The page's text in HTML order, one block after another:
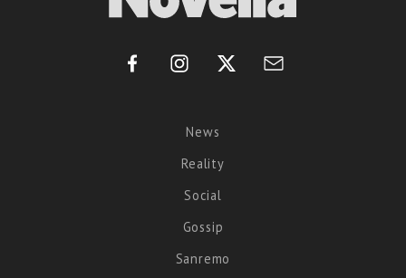
News
Reality
Social
Gossip
Sanremo